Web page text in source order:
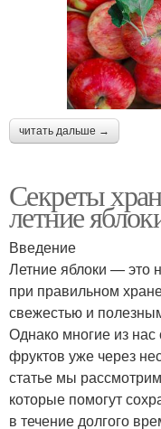
читать дальше →
Секреты
летние
Введение
Летние яблоки — это
при правильном
свежестью и
Однако многие из
фруктов уже через
статье мы
которые помогут
в течение долгого